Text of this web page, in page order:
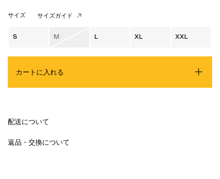
サイズ サイズガイド
S M L XL XXL
カートに入れる
配送について
返品・交換について